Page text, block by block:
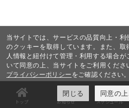
トップ お知らせ スケジュール
当サイトでは、サービスの品質向上・
のクッキーを取得しています。また、
人情報と紐付けて管理・利用する場合
いて同意の上、当サイトをご利用くだ
プライバシーポリシーをご確認ください。
閉じる 同意の